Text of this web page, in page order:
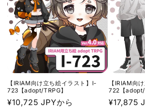
【IRIAM向け立ち絵イラスト】I-
723【adopt/TRPG】
通
¥10,725 JPYから
【IRIAM向
722【adopt/
通
¥17,875